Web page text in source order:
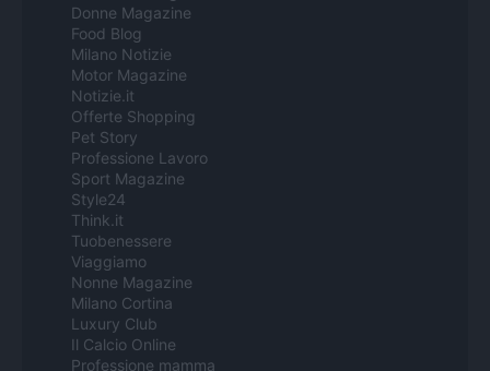
Donne Magazine
Food Blog
Milano Notizie
Motor Magazine
Notizie.it
Offerte Shopping
Pet Story
Professione Lavoro
Sport Magazine
Style24
Think.it
Tuobenessere
Viaggiamo
Nonne Magazine
Milano Cortina
Luxury Club
Il Calcio Online
Professione mamma